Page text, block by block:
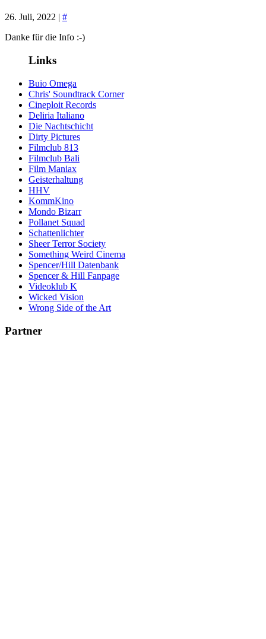
26. Juli, 2022 | #
Danke für die Info :-)
Links
Buio Omega
Chris' Soundtrack Corner
Cineploit Records
Deliria Italiano
Die Nachtschicht
Dirty Pictures
Filmclub 813
Filmclub Bali
Film Maniax
Geisterhaltung
HHV
KommKino
Mondo Bizarr
Pollanet Squad
Schattenlichter
Sheer Terror Society
Something Weird Cinema
Spencer/Hill Datenbank
Spencer & Hill Fanpage
Videoklub K
Wicked Vision
Wrong Side of the Art
Partner